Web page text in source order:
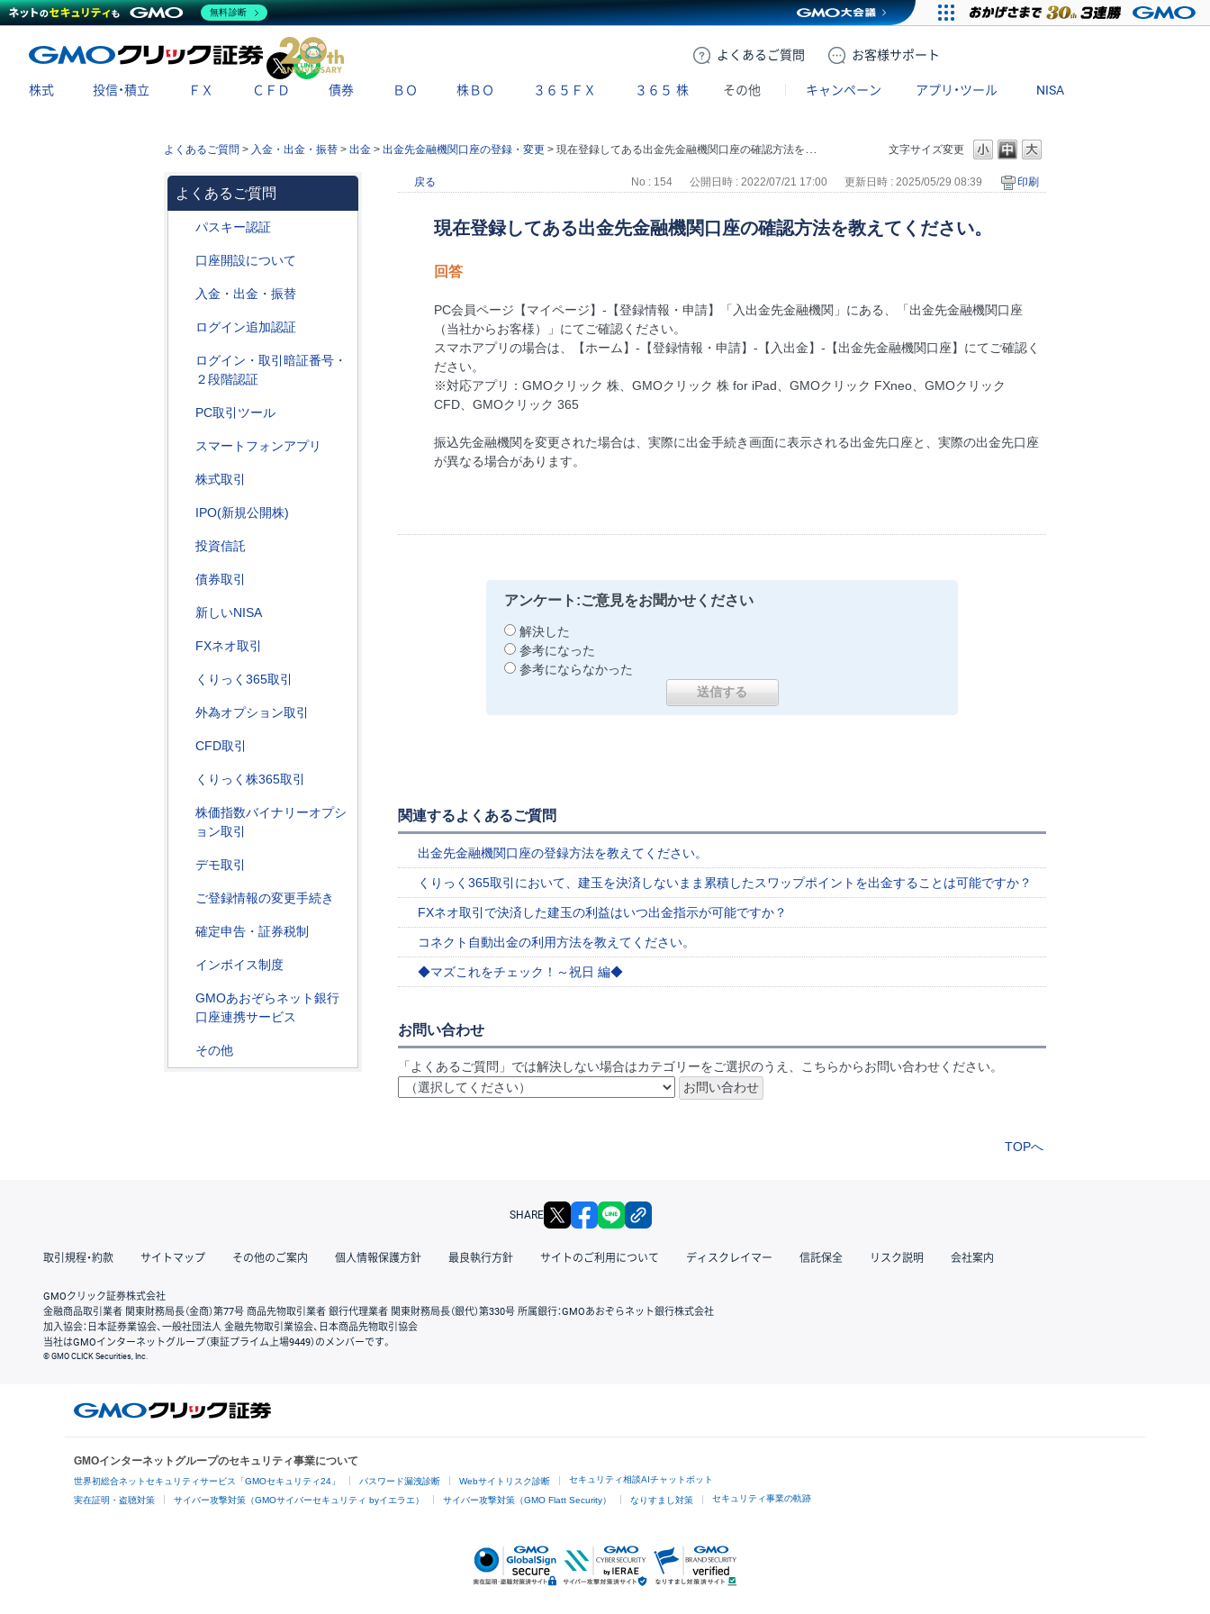
よくある ご質問 お客様サポート
X
株式 投信・積立 ＦＸ ＣＦＤ 債券 ＢＯ 株ＢＯ ３６５ＦＸ ３６５ 株 その他 キャンペーン アプリ・ツール NISA
文字サイズ変更
よくあるご質問 > 入金・出金・振替 > 出金 > 出金先金融機関口座の登録・変更 > 現在登録してある出金先金融機関口座の確認方法を教えてください。
よくあるご質問
パスキー認証
口座開設について
入金・出金・振替
ログイン追加認証
ログイン・取引暗証番号・
２段階認証
PC取引ツール
スマートフォンアプリ
株式取引
IPO(新規公開株)
投資信託
債券取引
新しいNISA
FXネオ取引
くりっく365取引
外為オプション取引
CFD取引
くりっく株365取引
株価指数バイナリーオプシ
ョン取引
デモ取引
ご登録情報の変更手続き
確定申告・証券税制
インボイス制度
GMOあおぞらネット銀行
口座連携サービス
その他
戻る No : 154 公開日時 : 2022/07/21 17:00 更新日時 : 2025/05/29 08:39 印刷
現在登録してある出金先金融機関口座の確認方法を教えてください。
回答
PC会員ページ【マイページ】-【登録情報・申請】「入出金先金融機関」にある、「出金先金融機関口座
（当社からお客様）」にてご確認ください。
スマホアプリの場合は、【ホーム】-【登録情報・申請】-【入出金】-【出金先金融機関口座】にてご確認く
ださい。
※対応アプリ：GMOクリック 株、GMOクリック 株 for iPad、GMOクリック FXneo、GMOクリック
CFD、GMOクリック 365
振込先金融機関を変更された場合は、実際に出金手続き画面に表示される出金先口座と、実際の出金先口座
が異なる場合があります。
アンケート:ご意見をお聞かせください
解決した
参考になった
参考にならなかった
関連するよくあるご質問
出金先金融機関口座の登録方法を教えてください。
くりっく365取引において、建玉を決済しないまま累積したスワップポイントを出金することは可能ですか？
FXネオ取引で決済した建玉の利益はいつ出金指示が可能ですか？
コネクト自動出金の利用方法を教えてください。
◆マズこれをチェック！～祝日 編◆
お問い合わせ
「よくあるご質問」では解決しない場合はカテゴリーをご選択のうえ、こちらからお問い合わせください。
TOPへ
SHARE X facebook
取引規程・約款 サイトマップ その他のご案内 個人情報保護方針 最良執行方針 サイトのご利用について ディスクレイマー 信託保全 リスク説明 会社案内
GMOクリック証券株式会社
金融商品取引業者 関東財務局長（金商）第77号 商品先物取引業者 銀行代理業者 関東財務局長（銀代）第330号 所属銀行：GMOあおぞらネット銀行株式会社
加入協会：日本証券業協会、一般社団法人 金融先物取引業協会、日本商品先物取引協会
当社はGMOインターネットグループ（東証プライム上場9449）のメンバーです。
© GMO CLICK Securities, Inc.
GMOインターネットグループのセキュリティ事業について
世界初総合ネットセキュリティサービス「GMOセキュリティ24」 パスワード漏洩診断 Webサイトリスク診断 セキュリティ相談AIチャットボット
実在証明・盗聴対策 サイバー攻撃対策（GMOサイバーセキュリティ byイエラエ） サイバー攻撃対策（GMO Flatt Security） なりすまし対策 セキュリティ事業の軌跡
無料診断